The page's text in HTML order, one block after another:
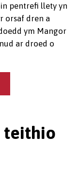
pentrefi llety yn
orsaf dren a
ym Mangor
ar droed o
teithio